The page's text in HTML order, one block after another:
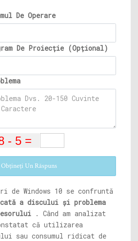
De Operare
De Proiecție (Opțional)
Obțineți Un Răspuns
Windows 10 se confruntă
a discului și problema
. Când am analizat
că utilizarea
sau consumul ridicat de